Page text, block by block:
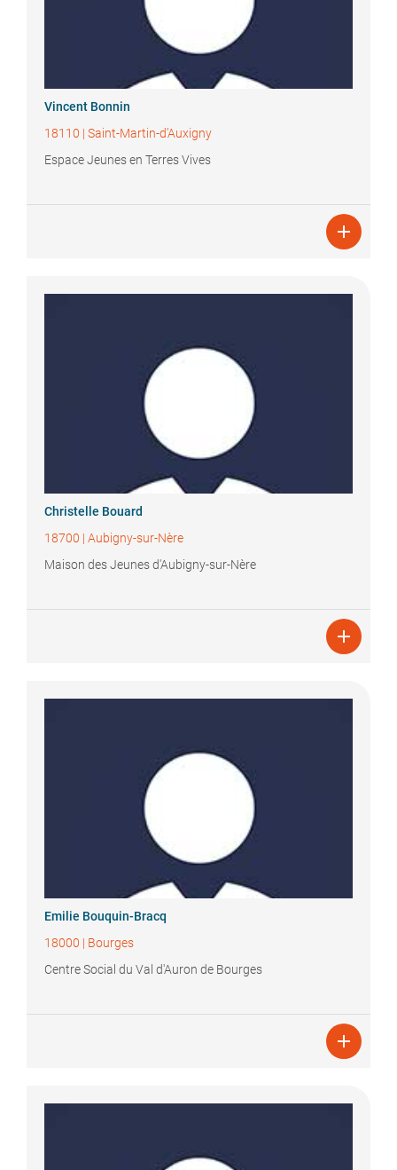
Vincent Bonnin
18110 | Saint-Martin-d’Auxigny
Espace Jeunes en Terres Vives

Christelle Bouard
18700 | Aubigny-sur-Nère
Maison des Jeunes d'Aubigny-sur-Nère

Emilie Bouquin-Bracq
18000 | Bourges
Centre Social du Val d'Auron de Bourges
